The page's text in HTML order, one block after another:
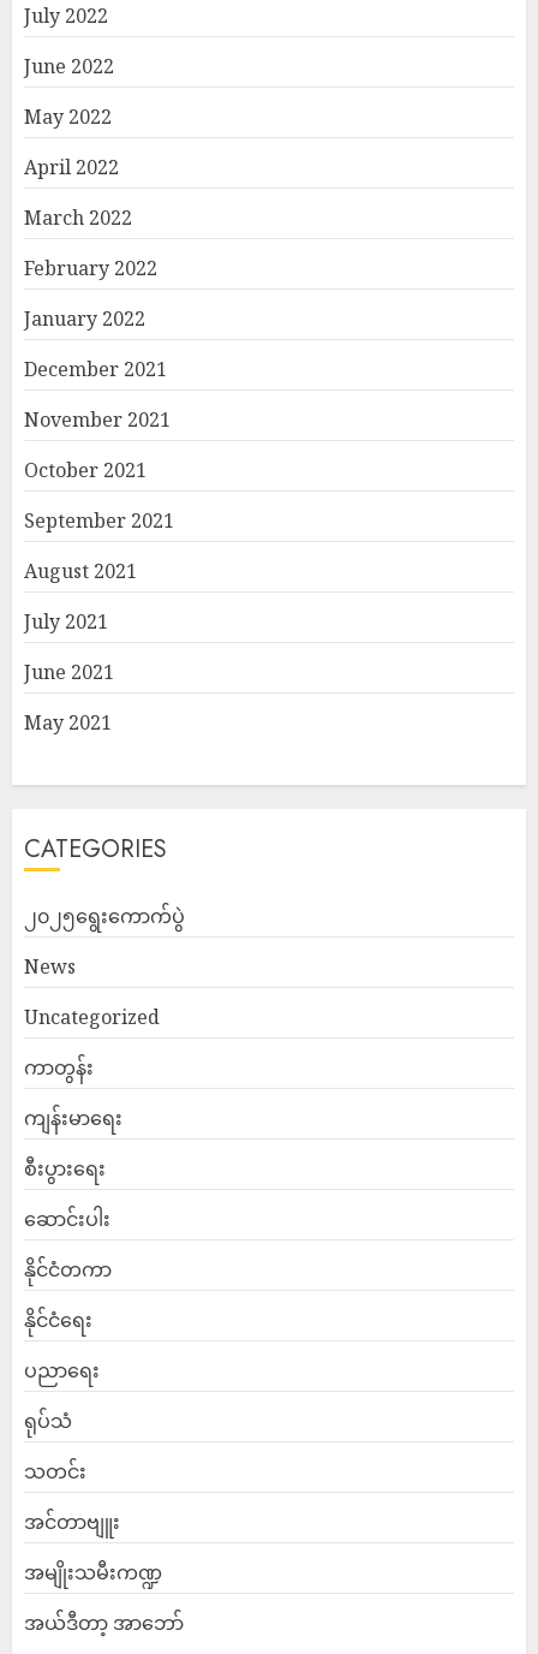
July 2022
June 2022
May 2022
April 2022
March 2022
February 2022
January 2022
December 2021
November 2021
October 2021
September 2021
August 2021
July 2021
June 2021
May 2021
CATEGORIES
၂၀၂၅ရွေးကောက်ပွဲ
News
Uncategorized
ကာတွန်း
ကျန်းမာရေး
စီးပွားရေး
ဆောင်းပါး
နိုင်ငံတကာ
နိုင်ငံရေး
ပညာရေး
ရုပ်သံ
သတင်း
အင်တာဗျူး
အမျိုးသမီးကဏ္ဍ
အယ်ဒီတာ့ အာဘော်